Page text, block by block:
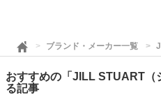
ブランド・メーカー一覧
おすすめの「JILL STUART（
る記事